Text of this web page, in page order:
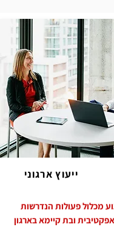
ייעוץ ארגוני
מכלול פעולות הנדרשות
ובת קיימא בארגון